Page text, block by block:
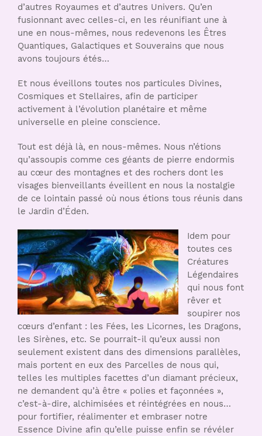
d’autres Royaumes et d’autres Univers. Qu’en
fusionnant avec celles-ci, en les réunifiant une à
une en nous-mêmes, nous redevenons les Êtres
Quantiques, Galactiques et Souverains que nous
avons toujours étés…
Et nous éveillons toutes nos particules Divines,
Cosmiques et Stellaires, afin de participer
activement à l’évolution planétaire et même
universelle en pleine conscience.
Tout est déjà là, en nous-mêmes. Nous n’étions
qu’assoupis comme ces géants de pierre endormis
au cœur des montagnes et des rochers dont les
visages bienveillants éveillent en nous la nostalgie
de ce lointain passé où nous étions tous réunis dans
le Jardin d’Éden.
Idem pour
toutes ces
Créatures
Légendaires
qui nous font
rêver et
soupirer nos
cœurs d’enfant : les Fées, les Licornes, les Dragons,
les Sirènes, etc. Se pourrait-il qu’eux aussi non
seulement existent dans des dimensions parallèles,
mais portent en eux des Parcelles de nous qui,
telles les multiples facettes d’un diamant précieux,
ne demandent qu’à être « polies et façonnées »,
c’est-à-dire, alchimisées et réintégrées en nous…
pour fortifier, réalimenter et embraser notre
Essence Divine afin qu’elle puisse enfin se révéler